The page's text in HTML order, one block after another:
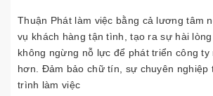
Thuận Phát làm việc bằng cả lương tâm
vụ khách hàng tận tình, tạo ra sự hài
không ngừng nỗ lực để phát triển công ty
hơn. Đảm bảo chữ tín, sự chuyên nghiệp
trình làm việc